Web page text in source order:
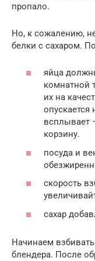
пропало.
Но, к сожалению,
белки с сахаром.
яйца
комнатной
их на
всплывает
корзину.
посуда и
скорость
сахар
Начинаем
блендера. После